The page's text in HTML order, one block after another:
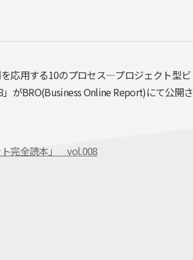
応用する10のプロセス―プロジェクト型ビ
がBRO(Business Online Report)にて公開さ
ト完全読本」 vol.008